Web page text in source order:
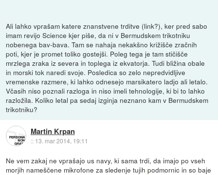
Ali lahko vprašam katere znanstvene trditve (link?), ker pred sabo
imam revijo Science kjer piše, da ni v Bermudskem trikotniku
nobenega bav-bava. Tam se nahaja nekakšno križišče zračnih
poti, kjer je promet toliko gostejši. Poleg tega je tam stičišče
mrzlega zraka iz severa in toplega iz ekvatorja. Tudi bližina obale
in morski tok naredi svoje. Posledica so zelo nepredvidljive
vremenske razmere, ki lahko odnesejo marsikatero ladjo ali letalo.
Včasih niso poznali razloga in niso imeli tehnologije, ki bi to lahko
razložila. Koliko letal pa sedaj izginja neznano kam v Bermudskem
trikotniku?
Martin Krpan
:: 13. mar 2014, 19:11
Ne vem zakaj ne vprašajo us navy, ki sama trdi, da imajo po vseh
morjih nameščene mikrofone za sledenje tujih podmornic in so baje